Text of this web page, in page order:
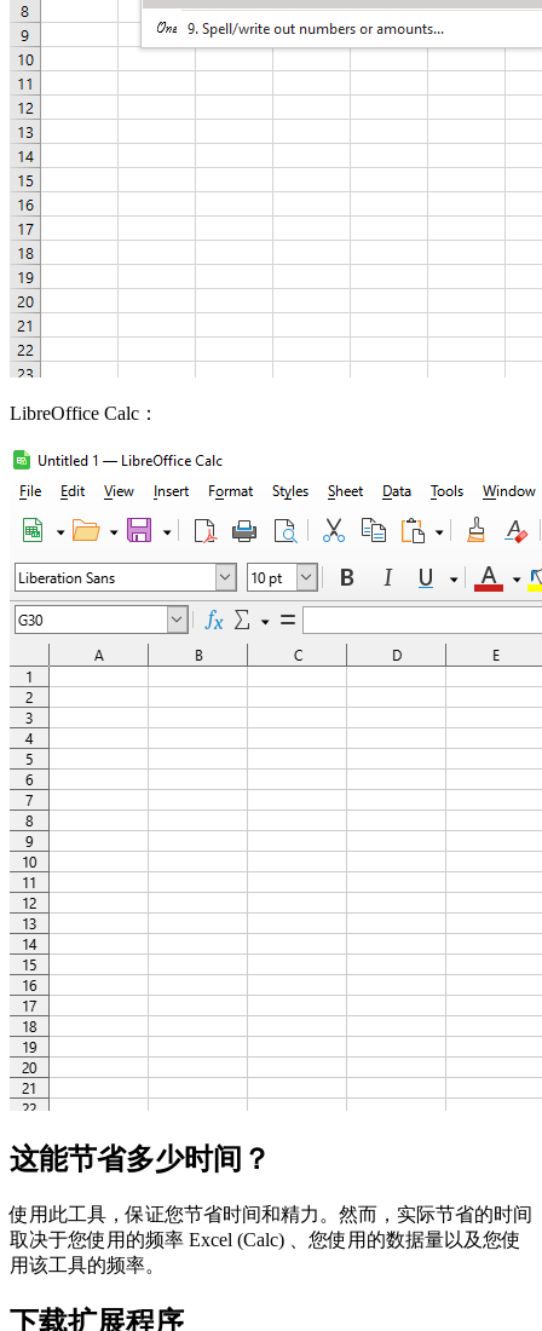
LibreOffice Calc：
这能节省多少时间？
使用此工具，保证您节省时间和精力。然而，实际节省的时间
取决于您使用的频率 Excel (Calc) 、您使用的数据量以及您使
用该工具的频率。
下载扩展程序